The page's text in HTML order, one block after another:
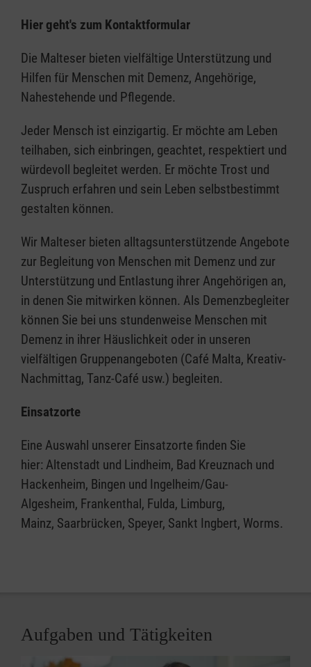
Hier geht's zum Kontaktformular
Die Malteser bieten vielfältige Unterstützung und
Hilfen für Menschen mit Demenz, Angehörige,
Nahestehende und Pflegende.
Jeder Mensch ist einzigartig. Er möchte am Leben
teilhaben, sich einbringen, geachtet, respektiert und
würdevoll begleitet werden. Er möchte Trost und
Zuspruch erfahren und sein Leben selbstbestimmt
gestalten können.
Wir Malteser bieten alltagsunterstützende Angebote
zur Begleitung von Menschen mit Demenz und zur
Unterstützung und Entlastung ihrer Angehörigen an,
in denen Sie mitwirken können. Als Demenzbegleiter
können Sie bei uns stundenweise Menschen mit
Demenz in ihrer Häuslichkeit oder in unseren
vielfältigen Gruppenangeboten (Café Malta, Kreativ-
Nachmittag, Tanz-Café usw.) begleiten.
Einsatzorte
Eine Auswahl unserer Einsatzorte finden Sie
hier: Altenstadt und Lindheim, Bad Kreuznach und
Hackenheim, Bingen und Ingelheim/Gau-
Algesheim, Frankenthal, Fulda, Limburg,
Mainz, Saarbrücken, Speyer, Sankt Ingbert, Worms.
Aufgaben und Tätigkeiten